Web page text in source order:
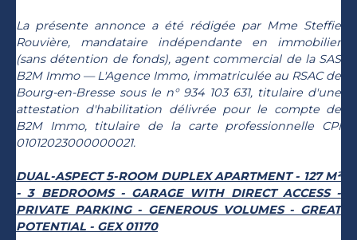
La présente annonce a été rédigée par Mme Steffie
Rouvière, mandataire indépendante en immobilier
(sans détention de fonds), agent commercial de la SAS
B2M Immo — L'Agence Immo, immatriculée au RSAC de
Bourg-en-Bresse sous le n° 934 103 631, titulaire d'une
attestation d'habilitation délivrée pour le compte de
B2M Immo, titulaire de la carte professionnelle CPI
01012023000000021.
DUAL-ASPECT 5-ROOM DUPLEX APARTMENT - 127 M²
- 3 BEDROOMS - GARAGE WITH DIRECT ACCESS -
PRIVATE PARKING - GENEROUS VOLUMES - GREAT
POTENTIAL - GEX 01170